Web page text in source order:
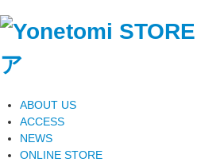
ABOUT US
ACCESS
NEWS
ONLINE STORE